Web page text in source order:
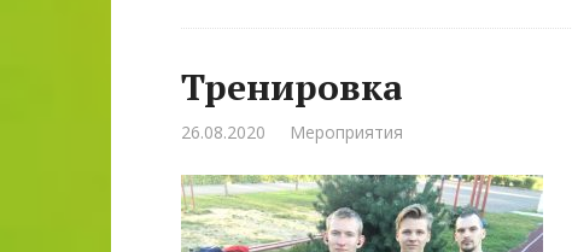
Тренировка
26.08.2020 Мероприятия